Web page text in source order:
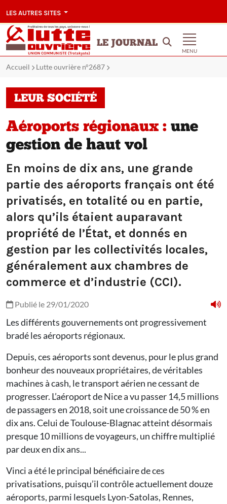
LES AUTRES SITES
LE JOURNAL
MENU
Accueil Lutte ouvrière n°2687
LEUR SOCIÉTÉ
Aéroports régionaux : une
gestion de haut vol
En moins de dix ans, une grande
partie des aéroports français ont été
privatisés, en totalité ou en partie,
alors qu’ils étaient auparavant
propriété de l’État, et donnés en
gestion par les collectivités locales,
généralement aux chambres de
commerce et d’industrie (CCI).
Publié le 29/01/2020
Les différents gouvernements ont progressivement
bradé les aéroports régionaux.
Depuis, ces aéroports sont devenus, pour le plus grand
bonheur des nouveaux propriétaires, de véritables
machines à cash, le transport aérien ne cessant de
progresser. L’aéroport de Nice a vu passer 14,5 millions
de passagers en 2018, soit une croissance de 50 % en
dix ans. Celui de Toulouse-Blagnac atteint désormais
presque 10 millions de voyageurs, un chiffre multiplié
par deux en dix ans...
Vinci a été le principal bénéficiaire de ces
privatisations, puisqu’il contrôle actuellement douze
aéroports, parmi lesquels Lyon-Satolas, Rennes,